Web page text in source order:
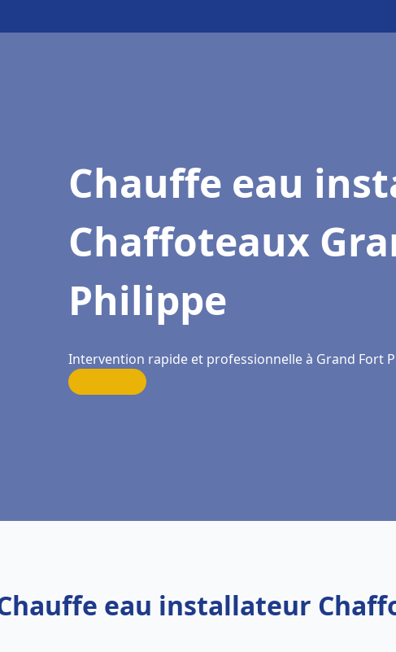
Chauffe eau
Chaffoteaux
Philippe
Intervention rapide et professionnelle à Grand Fort
eau installateur